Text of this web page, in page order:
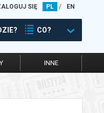
SIĘ PL / EN
CO?
INNE